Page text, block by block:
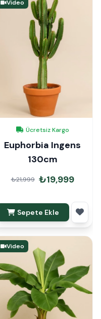
Video
Ücretsiz Kargo
Euphorbia Ingens
130cm
₺21,999 ₺19,999
Sepete Ekle
Video